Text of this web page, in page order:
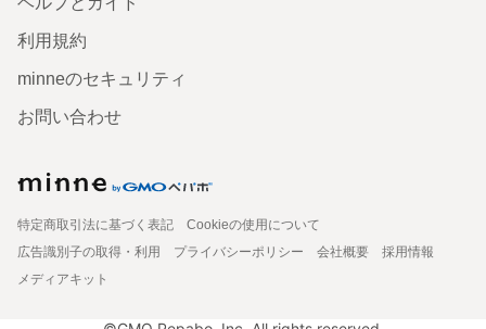
利用規約
minneのセキュリティ
お問い合わせ
特定商取引法に基づく表記
Cookieの使用について
広告識別子の取得・利用
プライバシーポリシー 会社概要
採用情報
メディアキット